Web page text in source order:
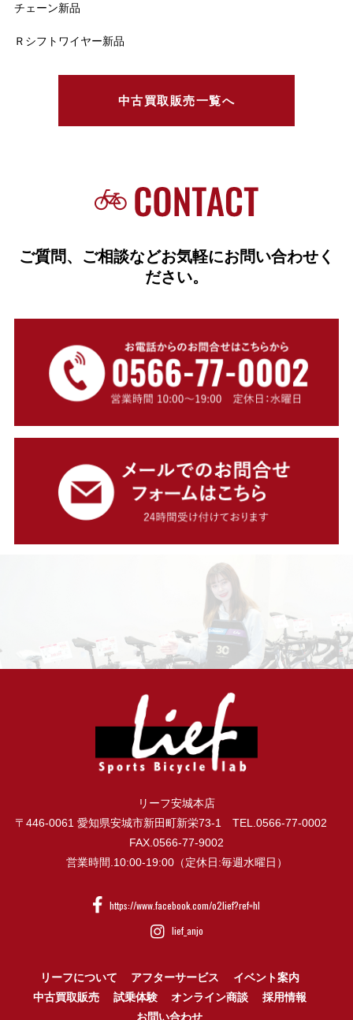
チェーン新品
Ｒシフトワイヤー新品
中古買取販売一覧へ
ご質問、ご相談などお気軽にお問い合わせく
ださい。
リーフ安城本店
〒446-0061 愛知県安城市新田町新栄73-1 TEL.0566-77-0002
FAX.0566-77-9002
営業時間.10:00-19:00（定休日:毎週水曜日）
https://www.facebook.com/o2lief?ref=hl
lief_anjo
リーフについて アフターサービス
イベント案内
中古買取販売
試乗体験 オンライン商談
採用情報
お問い合わせ